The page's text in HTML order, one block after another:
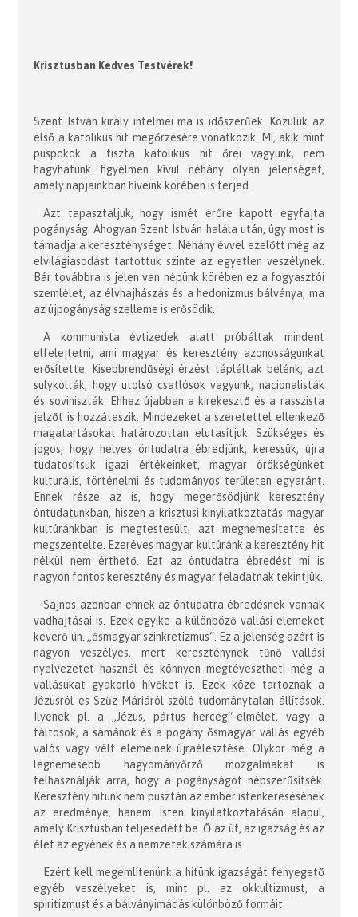
Krisztusban Kedves Testvérek!
Szent István király intelmei ma is időszerűek. Közülük az
első a katolikus hit megőrzésére vonatkozik. Mi, akik mint
püspökök a tiszta katolikus hit őrei vagyunk, nem
hagyhatunk figyelmen kívül néhány olyan jelenséget,
amely napjainkban híveink körében is terjed.
Azt tapasztaljuk, hogy ismét erőre kapott egyfajta
pogányság. Ahogyan Szent István halála után, úgy most is
támadja a kereszténységet. Néhány évvel ezelőtt még az
elvilágiasodást tartottuk szinte az egyetlen veszélynek.
Bár továbbra is jelen van népünk körében ez a fogyasztói
szemlélet, az élvhajhászás és a hedonizmus bálványa, ma
az újpogányság szelleme is erősödik.
A kommunista évtizedek alatt próbáltak mindent
elfelejtetni, ami magyar és keresztény azonosságunkat
erősítette. Kisebbrendűségi érzést tápláltak belénk, azt
sulykolták, hogy utolsó csatlósok vagyunk, nacionalisták
és soviniszták. Ehhez újabban a kirekesztő és a rasszista
jelzőt is hozzáteszik. Mindezeket a szeretettel ellenkező
magatartásokat határozottan elutasítjuk. Szükséges és
jogos, hogy helyes öntudatra ébredjünk, keressük, újra
tudatosítsuk igazi értékeinket, magyar örökségünket
kulturális, történelmi és tudományos területen egyaránt.
Ennek része az is, hogy megerősödjünk keresztény
öntudatunkban, hiszen a krisztusi kinyilatkoztatás magyar
kultúránkban is megtestesült, azt megnemesítette és
megszentelte. Ezeréves magyar kultúránk a keresztény hit
nélkül nem érthető. Ezt az öntudatra ébredést mi is
nagyon fontos keresztény és magyar feladatnak tekintjük.
Sajnos azonban ennek az öntudatra ébredésnek vannak
vadhajtásai is. Ezek egyike a különböző vallási elemeket
keverő ún. „ősmagyar szinkretizmus“. Ez a jelenség azért is
nagyon veszélyes, mert kereszténynek tűnő vallási
nyelvezetet használ és könnyen megtévesztheti még a
vallásukat gyakorló hívőket is. Ezek közé tartoznak a
Jézusról és Szűz Máriáról szóló tudománytalan állítások.
Ilyenek pl. a „Jézus, pártus herceg“-elmélet, vagy a
táltosok, a sámánok és a pogány ősmagyar vallás egyéb
valós vagy vélt elemeinek újraélesztése. Olykor még a
legnemesebb hagyományőrző mozgalmakat is
felhasználják arra, hogy a pogányságot népszerűsítsék.
Keresztény hitünk nem pusztán az ember istenkeresésének
az eredménye, hanem Isten kinyilatkoztatásán alapul,
amely Krisztusban teljesedett be. Ő az út, az igazság és az
élet az egyének és a nemzetek számára is.
Ezért kell megemlítenünk a hitünk igazságát fenyegető
egyéb veszélyeket is, mint pl. az okkultizmust, a
spiritizmust és a bálványimádás különböző formáit.